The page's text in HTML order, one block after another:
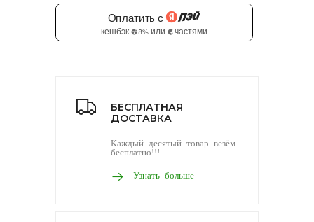
БЕСПЛАТНАЯ
ДОСТАВКА
Каждый десятый товар везём
бесплатно!!!
Узнать больше